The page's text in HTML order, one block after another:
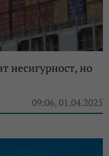
несигурност, но
09:06, 01.04.2025